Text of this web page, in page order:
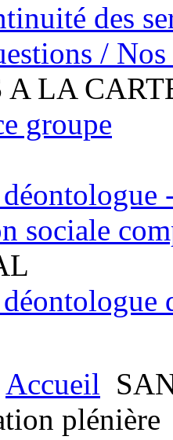
des
/ Nos
A LA
groupe
sociale
Accueil
plénière